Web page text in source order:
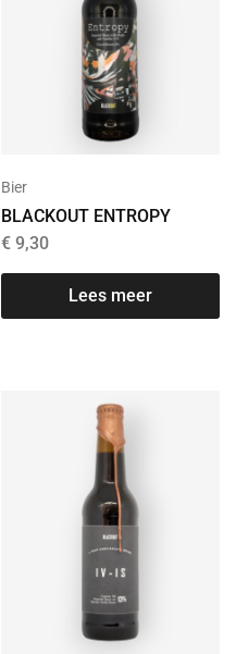
Bier
BLACKOUT ENTROPY
€9,30
Lees meer